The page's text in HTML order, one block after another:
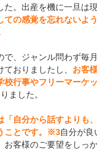
た。出産を機に一旦は
ての感覚を忘れないよ
、ジャンル問わず毎
おりましたし、 お客
校行事やフリーマーケ
ました。
「自分から話すよりも
ことです。※3自分が良
客様のご要望をしっ